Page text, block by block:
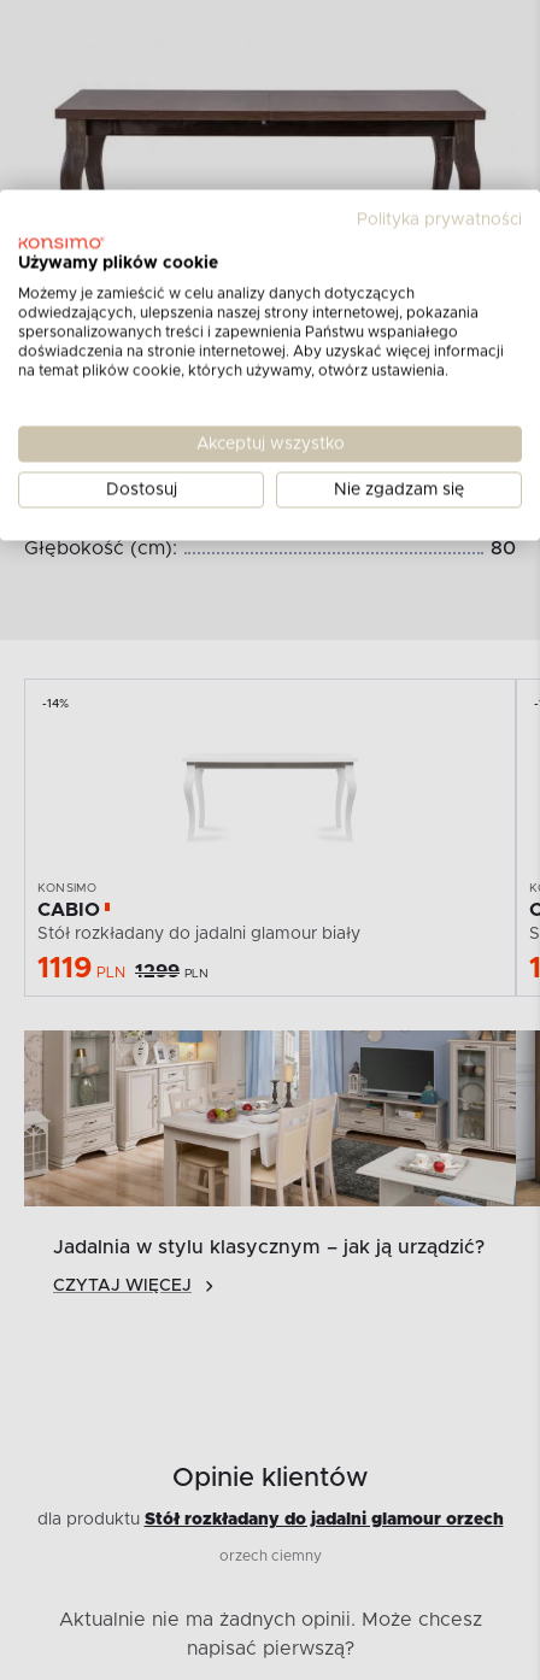
Wymiary produktu:
Wysokość (cm):
Głębokość (cm): 80
-14%
KONSIMO
CABIO
Stół rozkładany do jadalni glamour biały
1119 PLN 1299 PLN
-
Jadalnia w stylu klasycznym – jak ją urządzić?
CZYTAJ WIĘCEJ
Opinie klientów
dla produktu Stół rozkładany do jadalni glamour orzech
orzech ciemny
Aktualnie nie ma żadnych opinii. Może chcesz
napisać pierwszą?
Polityka prywatności
Używamy plików cookie
Możemy je zamieścić w celu analizy danych dotyczących
odwiedzających, ulepszenia naszej strony internetowej, pokazania
spersonalizowanych treści i zapewnienia Państwu wspaniałego
doświadczenia na stronie internetowej. Aby uzyskać więcej informacji
na temat plików cookie, których używamy, otwórz ustawienia.
Akceptuj wszystko
Dostosuj Nie zgadzam się